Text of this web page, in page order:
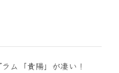
ム「貴陽」が凄い！